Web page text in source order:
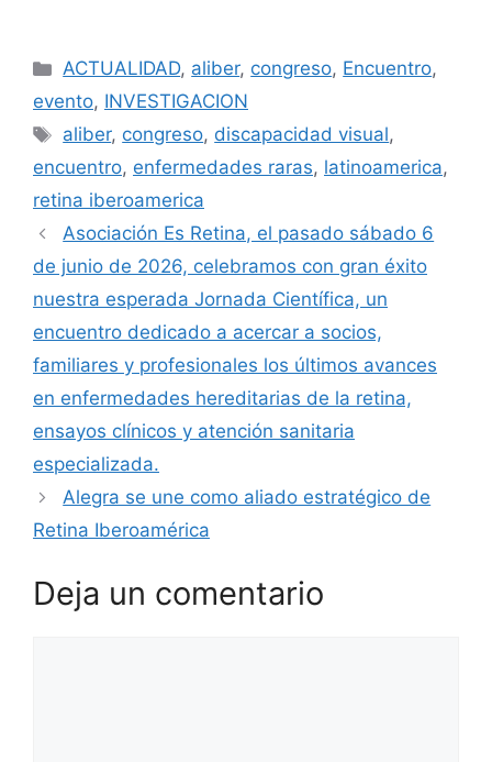
Categorías
ACTUALIDAD, aliber, congreso, Encuentro,
evento, INVESTIGACION
Etiquetas
aliber, congreso, discapacidad visual,
encuentro, enfermedades raras, latinoamerica,
retina iberoamerica
Asociación Es Retina, el pasado sábado 6
de junio de 2026, celebramos con gran éxito
nuestra esperada Jornada Científica, un
encuentro dedicado a acercar a socios,
familiares y profesionales los últimos avances
en enfermedades hereditarias de la retina,
ensayos clínicos y atención sanitaria
especializada.
Alegra se une como aliado estratégico de
Retina Iberoamérica
Deja un comentario